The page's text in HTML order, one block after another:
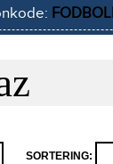
SORTERING: